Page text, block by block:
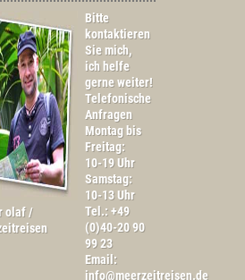
olaf /
Bitte
kontaktieren
Sie mich,
ich helfe
gerne weiter!
Telefonische
Anfragen
Montag bis
Freitag:
10-19 Uhr
Samstag:
10-13 Uhr
Tel.: +49
(0)40-20 90
99 23
Email:
info@meerzeitreisen.de